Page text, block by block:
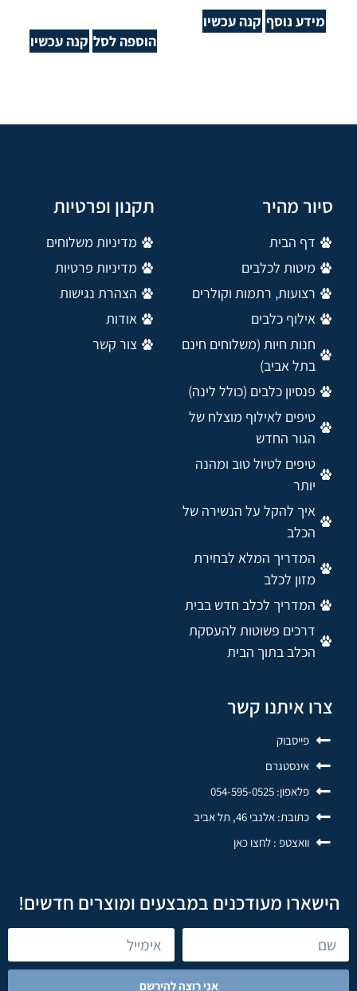
מידע נוסף קנה עכשיו
הוספה לסל קנה עכשיו
סיור מהיר
דף הבית
מיטות לכלבים
רצועות, רתמות וקולרים
אילוף כלבים
חנות חיות (משלוחים חינם
בתל אביב)
פנסיון כלבים (כולל לינה)
טיפים לאילוף מוצלח של
הגור החדש
טיפים לטיול טוב ומהנה
יותר
איך להקל על הנשירה של
הכלב
המדריך המלא לבחירת
מזון לכלב
המדריך לכלב חדש בבית
דרכים פשוטות להעסקת
הכלב בתוך הבית
תקנון ופרטיות
מדיניות משלוחים
מדיניות פרטיות
הצהרת נגישות
אודות
צור קשר
צרו איתנו קשר
פייסבוק
אינסטגרם
פלאפון: 054-595-0525
כתובת: אלנבי 46, תל אביב
וואצטפ : לחצו כאן
הישארו מעודכנים במבצעים ומוצרים חדשים!
אני רוצה להירשם